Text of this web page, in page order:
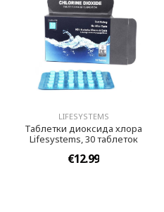
LIFESYSTEMS
Таблетки диоксида хлора
Lifesystems, 30 таблеток
€12.99